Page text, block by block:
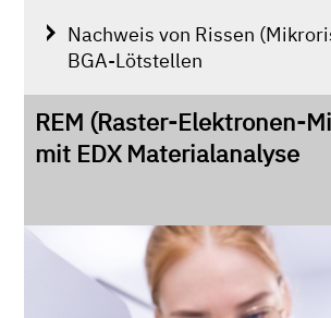
Nachweis von Rissen
BGA-Lötstellen
REM (Raster-Elektronen-
mit EDX Materialanalyse